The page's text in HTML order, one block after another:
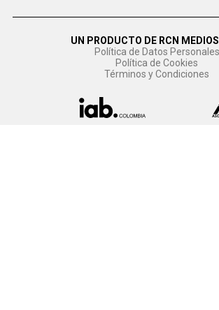
UN PRODUCTO DE RCN
Política de Datos Personales
Política de Cookies
Términos y Condiciones